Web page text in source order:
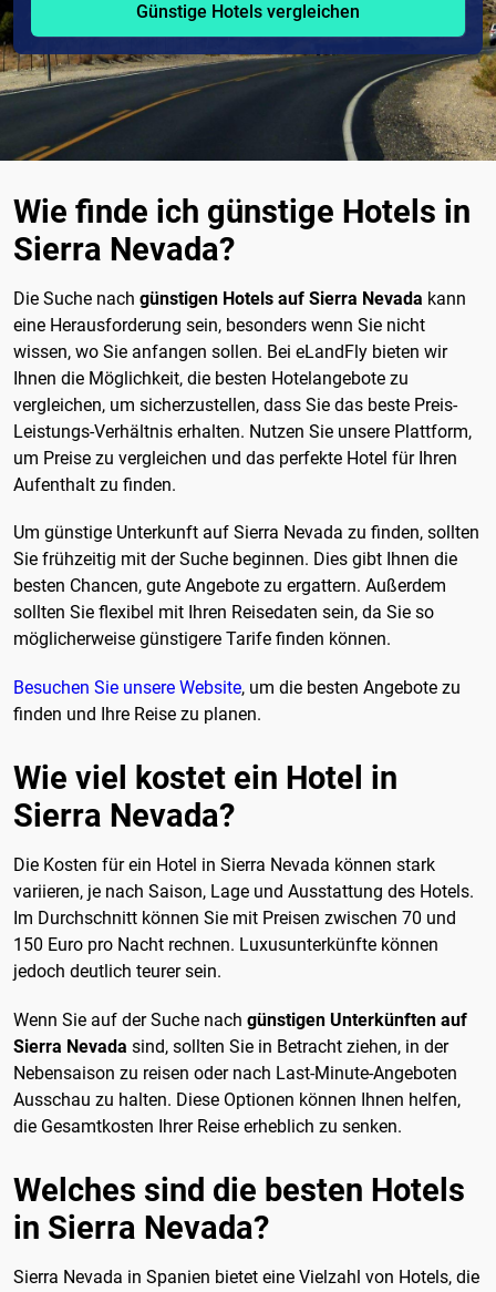
Günstige Hotels vergleichen
Wie finde ich günstige Hotels in
Sierra Nevada?
Die Suche nach günstigen Hotels auf Sierra Nevada kann
eine Herausforderung sein, besonders wenn Sie nicht
wissen, wo Sie anfangen sollen. Bei eLandFly bieten wir
Ihnen die Möglichkeit, die besten Hotelangebote zu
vergleichen, um sicherzustellen, dass Sie das beste Preis-
Leistungs-Verhältnis erhalten. Nutzen Sie unsere Plattform,
um Preise zu vergleichen und das perfekte Hotel für Ihren
Aufenthalt zu finden.
Um günstige Unterkunft auf Sierra Nevada zu finden, sollten
Sie frühzeitig mit der Suche beginnen. Dies gibt Ihnen die
besten Chancen, gute Angebote zu ergattern. Außerdem
sollten Sie flexibel mit Ihren Reisedaten sein, da Sie so
möglicherweise günstigere Tarife finden können.
Besuchen Sie unsere Website, um die besten Angebote zu
finden und Ihre Reise zu planen.
Wie viel kostet ein Hotel in
Sierra Nevada?
Die Kosten für ein Hotel in Sierra Nevada können stark
variieren, je nach Saison, Lage und Ausstattung des Hotels.
Im Durchschnitt können Sie mit Preisen zwischen 70 und
150 Euro pro Nacht rechnen. Luxusunterkünfte können
jedoch deutlich teurer sein.
Wenn Sie auf der Suche nach günstigen Unterkünften auf
Sierra Nevada sind, sollten Sie in Betracht ziehen, in der
Nebensaison zu reisen oder nach Last-Minute-Angeboten
Ausschau zu halten. Diese Optionen können Ihnen helfen,
die Gesamtkosten Ihrer Reise erheblich zu senken.
Welches sind die besten Hotels
in Sierra Nevada?
Sierra Nevada in Spanien bietet eine Vielzahl von Hotels, die